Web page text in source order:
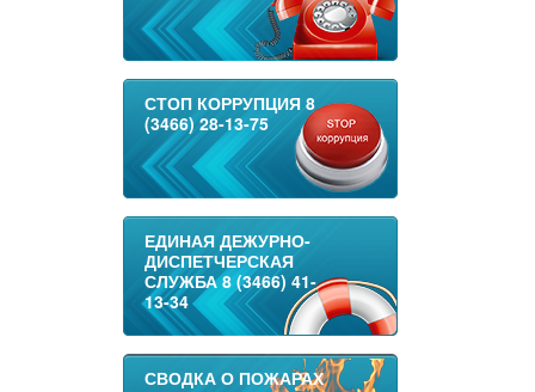
СТОП КОРРУПЦИЯ 8
(3466) 28-13-75
ЕДИНАЯ ДЕЖУРНО-
ДИСПЕТЧЕРСКАЯ
СЛУЖБА 8 (3466) 41-
13-34
СВОДКА О ПОЖАРАХ